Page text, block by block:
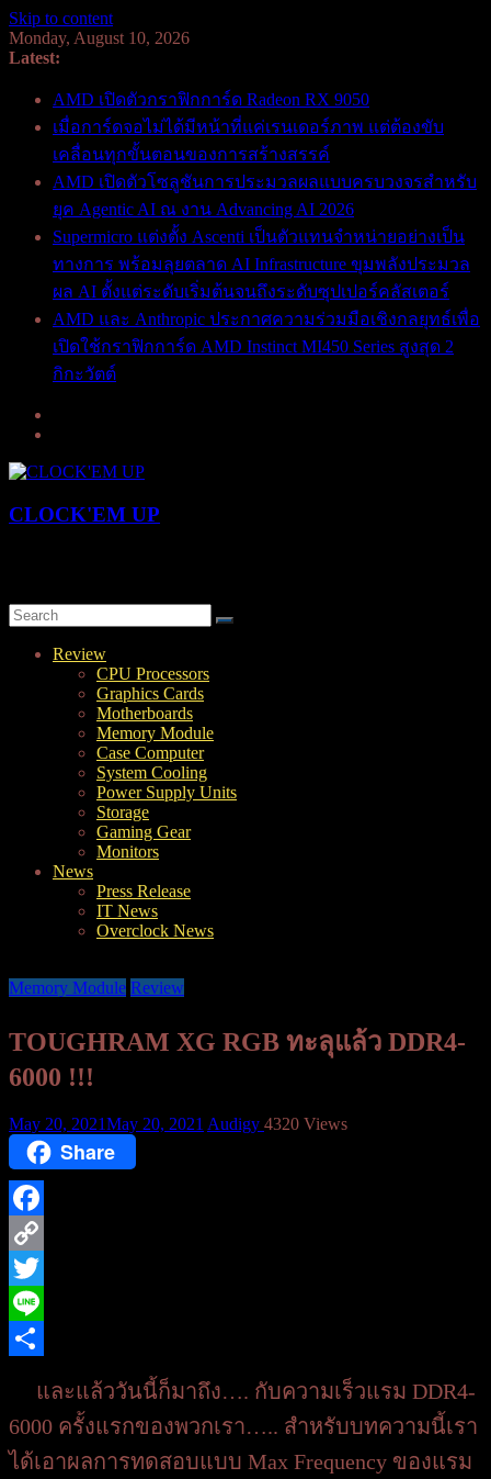
Skip to content
Monday, August 10, 2026
Latest:
AMD เปิดตัวกราฟิกการ์ด Radeon RX 9050
เมื่อการ์ดจอไม่ได้มีหน้าที่แค่เรนเดอร์ภาพ แต่ต้องขับ
เคลื่อนทุกขั้นตอนของการสร้างสรรค์
AMD เปิดตัวโซลูชันการประมวลผลแบบครบวงจรสำหรับ
ยุค Agentic AI ณ งาน Advancing AI 2026
Supermicro แต่งตั้ง Ascenti เป็นตัวแทนจำหน่ายอย่างเป็น
ทางการ พร้อมลุยตลาด AI Infrastructure ขุมพลังประมวล
ผล AI ตั้งแต่ระดับเริ่มต้นจนถึงระดับซุปเปอร์คลัสเตอร์
AMD และ Anthropic ประกาศความร่วมมือเชิงกลยุทธ์เพื่อ
เปิดใช้กราฟิกการ์ด AMD Instinct MI450 Series สูงสุด 2
กิกะวัตต์
CLOCK'EM UP
Review
CPU Processors
Graphics Cards
Motherboards
Memory Module
Case Computer
System Cooling
Power Supply Units
Storage
Gaming Gear
Monitors
News
Press Release
IT News
Overclock News
Memory Module Review
TOUGHRAM XG RGB ทะลุแล้ว DDR4-
6000 !!!
May 20, 2021May 20, 2021 Audigy 4320 Views
Share
Facebook
Copy
Link
Twitter
Line
และแล้ววันนี้ก็มาถึง…. กับความเร็วแรม DDR4-
6000 ครั้งแรกของพวกเรา….. สำหรับบทความนี้เรา
ได้เอาผลการทดสอบแบบ Max Frequency ของแรม